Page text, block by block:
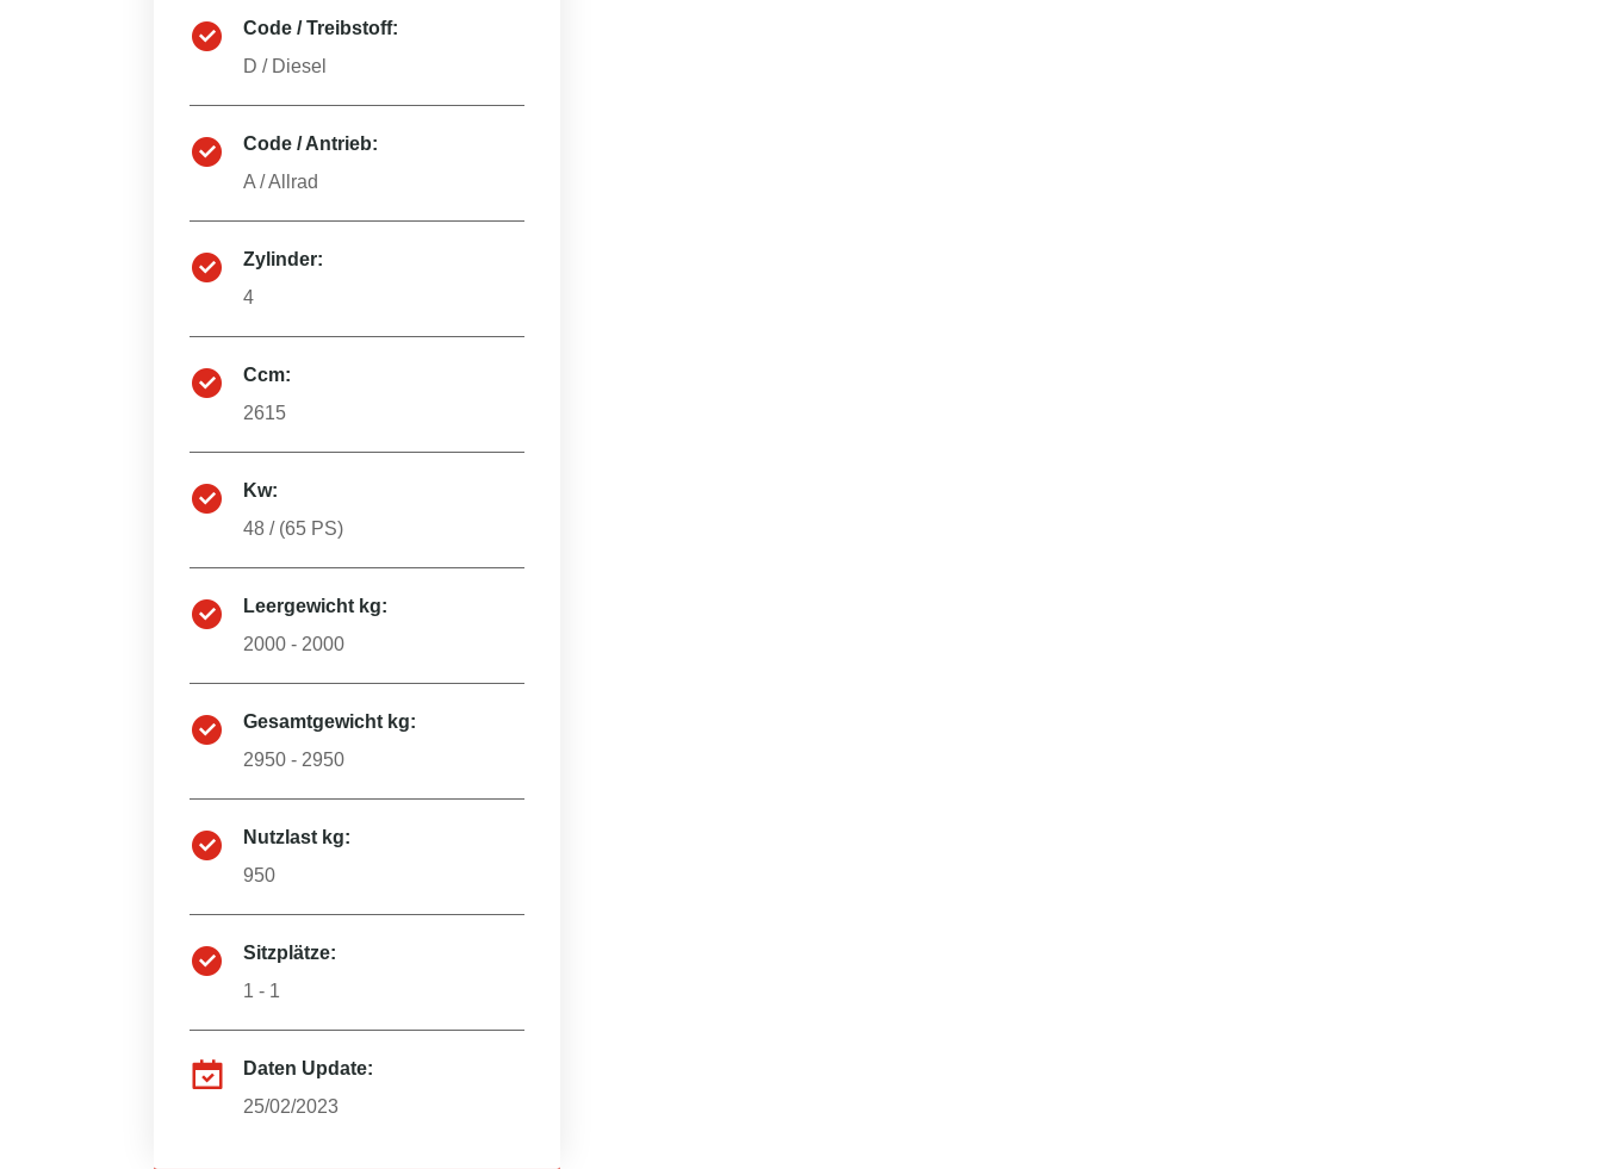
Code / Treibstoff:
D / Diesel
Code / Antrieb:
A /Allrad
Zylinder:
4
Ccm:
2615
Kw:
48 / (65 PS)
Leergewicht kg:
2000 - 2000
Gesamtgewicht kg:
2950 - 2950
Nutzlast kg:
950
Sitzplätze:
1 - 1
Daten Update:
25/02/2023